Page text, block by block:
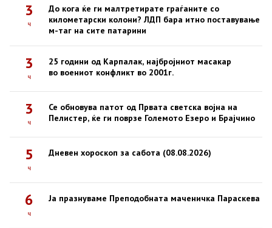
3
ч
До кога ќе ги малтретирате граѓаните со
километарски колони? ЛДП бара итно поставување
м-таг на сите патарини
3
ч
25 години од Карпалак, најбројниот масакар
во воениот конфликт во 2001г.
3
ч
Се обновува патот од Првата светска војна на
Пелистер, ќе ги поврзе Големото Езеро и Брајчино
5
ч
Дневен хороскоп за сабота (08.08.2026)
6
ч
Ја празнуваме Преподобната маченичка Параскева